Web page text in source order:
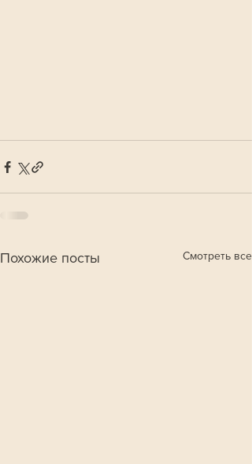
Похожие посты Смотреть все